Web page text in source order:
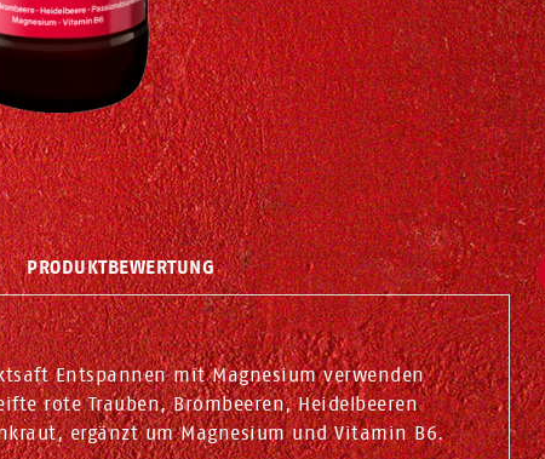
PRODUKTBEWERTUNG
Entspannen mit Magnesium verwenden
rote Trauben, Brombeeren, Heidelbeeren
ergänzt um Magnesium und Vitamin B6.